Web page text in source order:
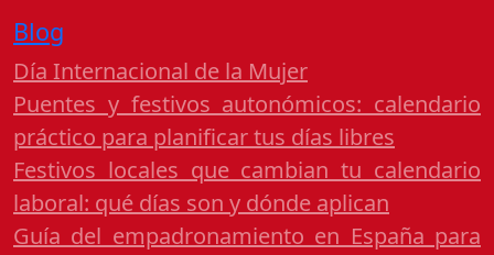
Blog
Día Internacional de la Mujer
Puentes y festivos autonómicos: calendario
práctico para planificar tus días libres
Festivos locales que cambian tu calendario
laboral: qué días son y dónde aplican
Guía del empadronamiento en España para